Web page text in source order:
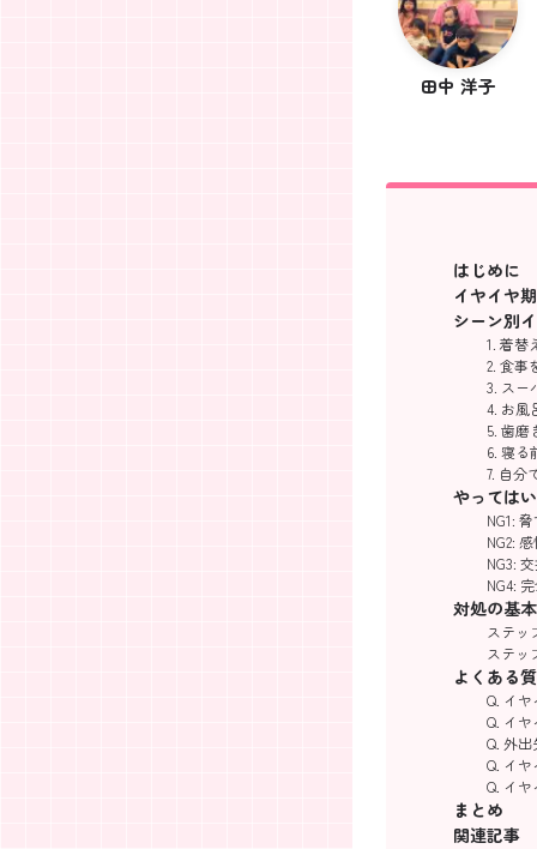
田中 洋子
はじめに
イヤイヤ
シーン別
1. 着替
2. 食事
3. スー
4. お風
5. 歯磨
6. 寝る
7. 自分
やっては
NG1:
NG2:
NG3:
NG4:
対処の基
ステッ
ステッ
よくある
Q. イ
Q. イ
Q. 外
Q. イ
Q. イ
まとめ
関連記事